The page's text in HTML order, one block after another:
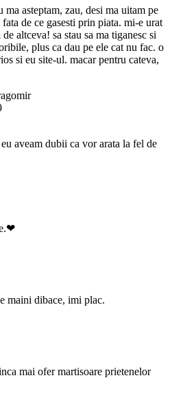
ma asteptam, zau, desi ma uitam pe
de ce gasesti prin piata. mi-e urat
altceva! sa stau sa ma tiganesc si
plus ca dau pe ele cat nu fac. o
si eu site-ul. macar pentru cateva,
aveam dubii ca vor arata la fel de
maini dibace, imi plac.
mai ofer martisoare prietenelor